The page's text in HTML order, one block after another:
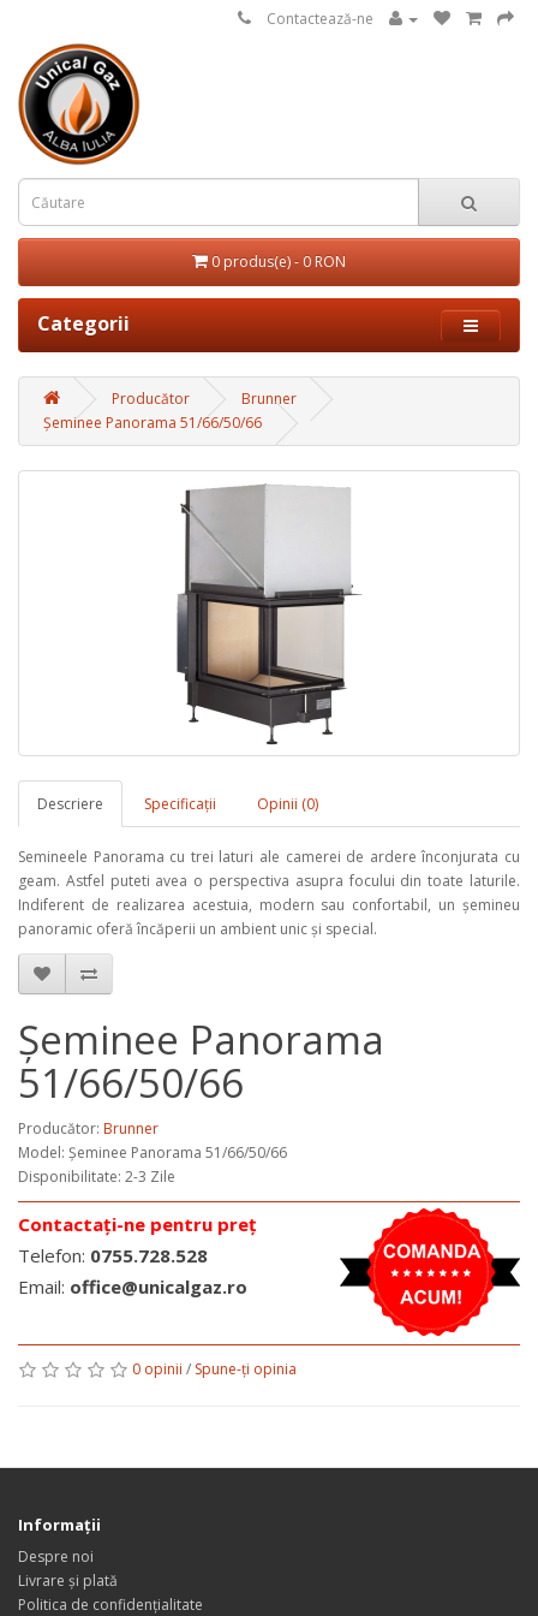
Contactează-ne
0 produs(e) - 0 RON
Categorii
Producător
Brunner
Șeminee Panorama 51/66/50/66
Descriere Specificaţii Opinii (0)
Semineele Panorama cu trei laturi ale camerei de ardere înconjurata cu
geam. Astfel puteti avea o perspectiva asupra focului din toate laturile.
Indiferent de realizarea acestuia, modern sau confortabil, un şemineu
panoramic oferă încăperii un ambient unic şi special.
Șeminee Panorama
51/66/50/66
Producător: Brunner
Model: Șeminee Panorama 51/66/50/66
Disponibilitate: 2-3 Zile
Contactați-ne pentru preț
Telefon: 0755.728.528
Email: office@unicalgaz.ro
0 opinii / Spune-ţi opinia
Informaţii
Despre noi
Livrare și plată
Politica de confidențialitate